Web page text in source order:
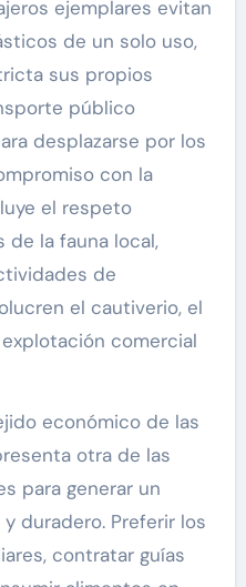
ejemplares evitan
de un solo uso,
sus propios
público
desplazarse por los
con la
el respeto
la fauna local,
de
el cautiverio, el
comercial
económico de las
otra de las
para generar un
duradero. Preferir los
contratar guías